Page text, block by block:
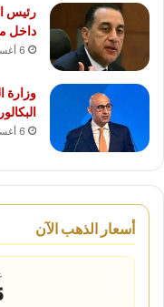
رئيس
داخل
6 أغسطس، 2026
وزارة
6 أغسطس، 2026
أسعار الذهب الآن